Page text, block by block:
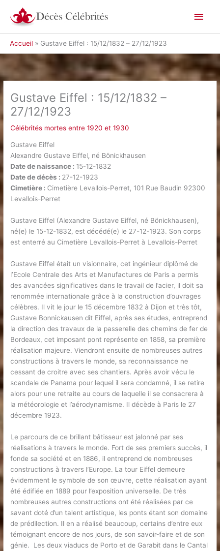
contenu
Accueil Gustave Eiffel : 15/12/1832 – 27/12/1923
Gustave Eiffel : 15/12/1832 –
27/12/1923
Célébrités mortes entre 1920 et 1930
Gustave Eiffel
Alexandre Gustave Eiffel, né Bönickhausen
Date de naissance : 15-12-1832
Date de décès : 27-12-1923
Cimetière : Cimetière Levallois-Perret, 101 Rue Baudin 92300
Levallois-Perret
Gustave Eiffel (Alexandre Gustave Eiffel, né Bönickhausen),
né(e) le 15-12-1832, est décédé(e) le 27-12-1923. Son corps
est enterré au Cimetière Levallois-Perret à Levallois-Perret
Gustave Eiffel était un visionnaire, cet ingénieur diplômé de
l’Ecole Centrale des Arts et Manufactures de Paris a permis
des avancées significatives dans le travail de l’acier, il doit sa
renommée internationale grâce à la construction d’ouvrages
célèbres. Il vit le jour le 15 décembre 1832 à Dijon et très tôt,
Gustave Bonnickausen dit Eiffel, après ses études, entreprend
la direction des travaux de la passerelle des chemins de fer de
Bordeaux, cet imposant pont représente en 1858, sa première
réalisation majeure. Viendront ensuite de nombreuses autres
constructions à travers le monde, sa reconnaissance ne
cessant de croitre avec ses chantiers. Après avoir vécu le
scandale de Panama pour lequel il sera condamné, il se retire
alors pour une retraite au cours de laquelle il se consacrera à
la météorologie et l’aérodynamisme. Il décède à Paris le 27
décembre 1923.
Le parcours de ce brillant bâtisseur est jalonné par ses
réalisations à travers le monde. Fort de ses premiers succès, il
fonde sa société et en 1886, il entreprend de nombreuses
constructions à travers l’Europe. La tour Eiffel demeure
évidemment le symbole de son œuvre, cette réalisation ayant
été édifiée en 1889 pour l’exposition universelle. De très
nombreuses autres constructions ont été réalisées par ce
savant doté d’un talent artistique, les ponts étant son domaine
de prédilection. Il en a réalisé beaucoup, certains d’entre eux
témoignant encore de nos jours, de son savoir-faire et de son
génie. Les deux viaducs de Porto et de Garabit dans le Cantal